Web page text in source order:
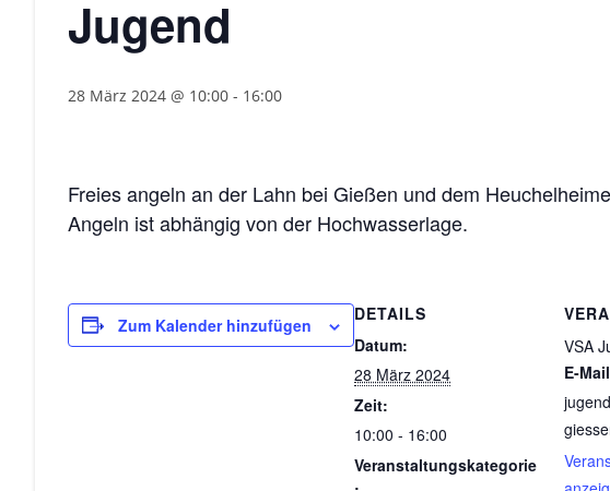
Jugend
28 März 2024 @ 10:00 - 16:00
Freies angeln an der Lahn bei Gießen und dem
Angeln ist abhängig von der Hochwasserlage.
Zum Kalender hinzufügen
DETAILS
Datum:
28 März 2024
Zeit:
10:00 - 16:00
Veranstaltungskategorie
VSA
E-Mail